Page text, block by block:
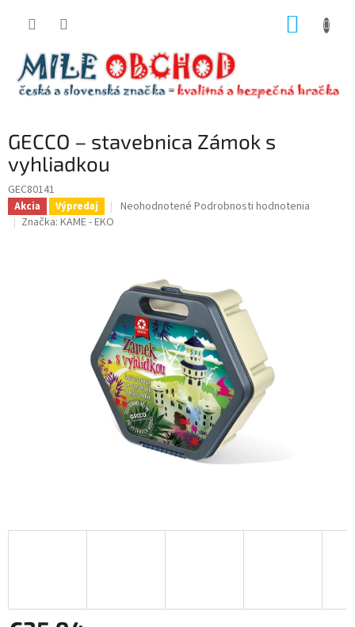
GECCO – stavebnica Zámok s
vyhliadkou
GEC80141
Akcia Výpredaj
Priemerné
5
hviezdičiek.
Neohodnotené Podrobnosti hodnotenia
Značka: KAME - EKO